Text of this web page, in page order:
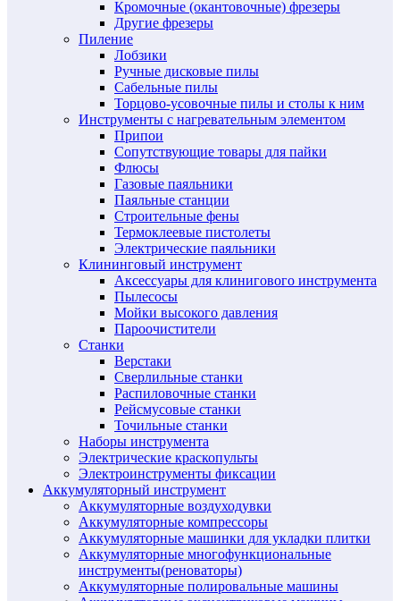
Кромочные (окантовочные) фрезеры
Другие фрезеры
Пиление
Лобзики
Ручные дисковые пилы
Сабельные пилы
Торцово-усовочные пилы и столы к ним
Инструменты с нагревательным элементом
Припои
Сопутствующие товары для пайки
Флюсы
Газовые паяльники
Паяльные станции
Строительные фены
Термоклеевые пистолеты
Электрические паяльники
Клининговый инструмент
Аксессуары для клинигового инструмента
Пылесосы
Мойки высокого давления
Пароочистители
Станки
Верстаки
Сверлильные станки
Распиловочные станки
Рейсмусовые станки
Точильные станки
Наборы инструмента
Электрические краскопульты
Электроинструменты фиксации
Аккумуляторный инструмент
Аккумуляторные воздуходувки
Аккумуляторные компрессоры
Аккумуляторные машинки для укладки плитки
Аккумуляторные многофункциональные
инструменты(реноваторы)
Аккумуляторные полировальные машины